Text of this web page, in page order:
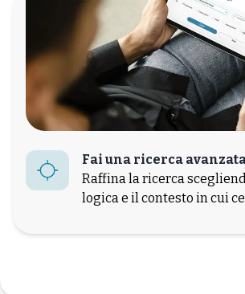
Fai una ricerca
Raffina la ricerca
logica e il contesto in cui